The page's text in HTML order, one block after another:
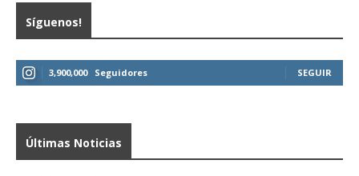
Síguenos!
3,900,000 Seguidores SEGUIR
Últimas Noticias